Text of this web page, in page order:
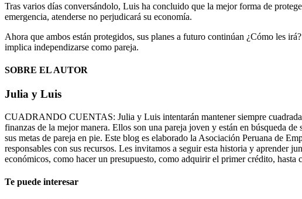
Tras varios días conversándolo, Luis ha concluido que la mejor forma de
emergencia, atenderse no perjudicará su economía.
Ahora que ambos están protegidos, sus planes a futuro continúan ¿Cómo les
implica independizarse como pareja.
SOBRE EL AUTOR
Julia y Luis
CUADRANDO CUENTAS: Julia y Luis intentarán mantener siempre
finanzas de la mejor manera. Ellos son una pareja joven y están en búsqueda
sus metas de pareja en pie. Este blog es elaborado la Asociación Peruana de
responsables con sus recursos. Les invitamos a seguir esta historia y aprender
económicos, como hacer un presupuesto, como adquirir el primer crédito, hasta
Te puede interesar